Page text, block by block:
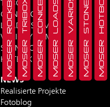
MOSER ROCKBOXMOSER TRIBOXMOSER CONICBOX MOSER STONEBOXMOSER HOTBOX
TRIBOX
CONICBOX
LOADSYSTEM
VARIOSYSTEM
STONEBOX
HOTBOX
NEWS
Realisierte Projekte
Fotoblog